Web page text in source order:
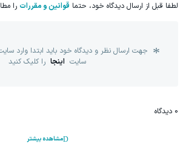
لطفا قبل از ارسال دیدگاه خود، حتما قوانین و مقررات را
جهت ارسال نظر و دیدگاه خود باید ابتدا وارد
سایت اینجا را کلیک کنید
0 دیدگاه
مشاهده بیشتر